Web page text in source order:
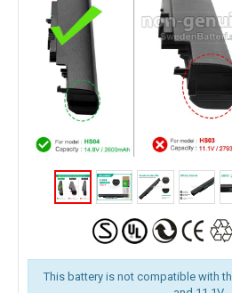
This battery is not compatible with